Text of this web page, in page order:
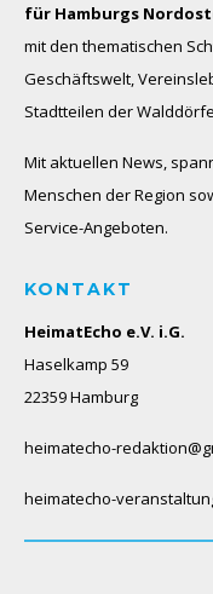
für Hamburgs
mit den thematischen
Geschäftswelt,
Stadtteilen der
Mit aktuellen News,
Menschen der Region
Service-Angeboten.
KONTAKT
HeimatEcho e.V. i.G.
Haselkamp 59
22359 Hamburg
heimatecho-
heimatecho-